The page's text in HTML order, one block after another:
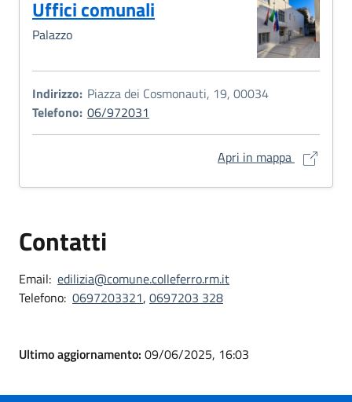
Uffici comunali
Palazzo
Indirizzo: Piazza dei Cosmonauti, 19, 00034
Telefono: 06/972031
Apri in mappa Uffici
Contatti
Email: edilizia@comune.colleferro.rm.it
Telefono: 0697203321, 0697203 328
Ultimo aggiornamento: 09/06/2025, 16:03